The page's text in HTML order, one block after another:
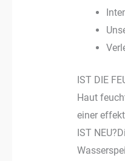
IST DIE
Haut
einer
IST